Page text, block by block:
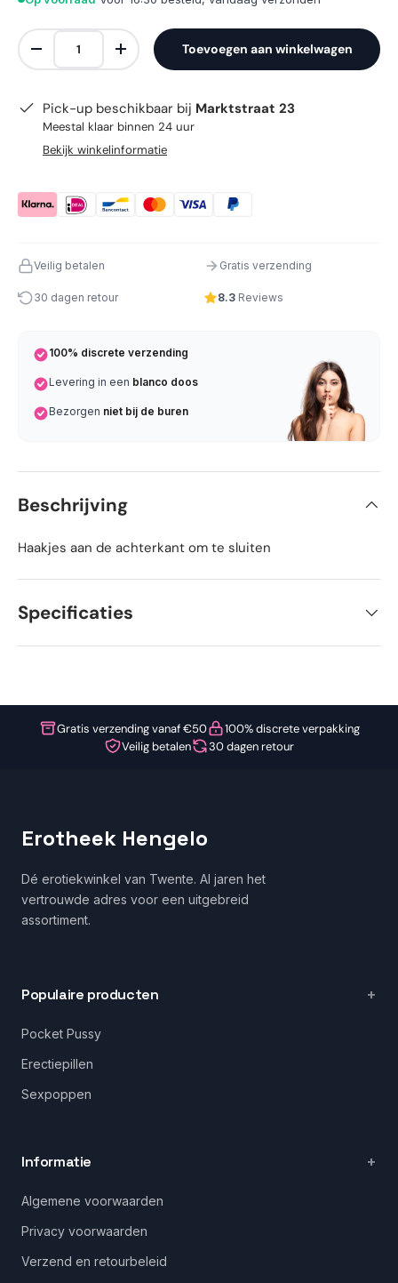
Aantal
Verlaag de hoeveelheidVerhoog de hoeveelheid
Toevoegen aan winkelwagen
Pick-up beschikbaar bij Marktstraat 23
Meestal klaar binnen 24 uur
Bekijk winkelinformatie
Veilig betalen Gratis verzending
30 dagen retour 8.3 Reviews
100% discrete verzending
Levering in een blanco doos
Bezorgen niet bij de buren
Beschrijving
Haakjes aan de achterkant om te sluiten
Specificaties
Gratis verzending vanaf €50
100% discrete verpakking
Veilig betalen
30 dagen retour
Erotheek Hengelo
Dé erotiekwinkel van Twente. Al jaren het
vertrouwde adres voor een uitgebreid
assortiment.
Populaire producten
Pocket Pussy
Erectiepillen
Sexpoppen
Informatie
Algemene voorwaarden
Privacy voorwaarden
Verzend en retourbeleid